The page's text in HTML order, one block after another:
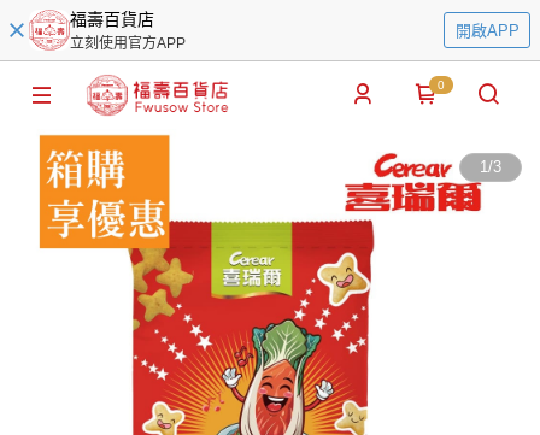
福壽百貨店
立刻使用官方APP
開啟APP
0
1/3